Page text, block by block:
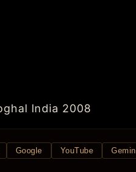
India 2008
Google YouTube